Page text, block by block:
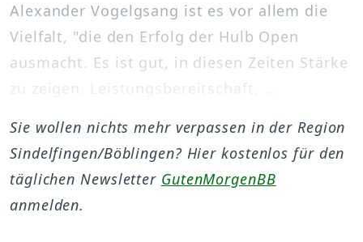
Alexander Vogelgsang ist es vor allem die
Vielfalt, "die den Erfolg der Hulb Open
ausmacht. Es ist gut, in diesen Zeiten Stärke
zu zeigen. Leistungsbereitschaft, ...
Sie wollen nichts mehr verpassen in der Region
Sindelfingen/Böblingen? Hier kostenlos für den
täglichen Newsletter GutenMorgenBB
anmelden.